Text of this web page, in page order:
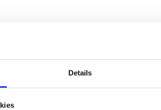
Details